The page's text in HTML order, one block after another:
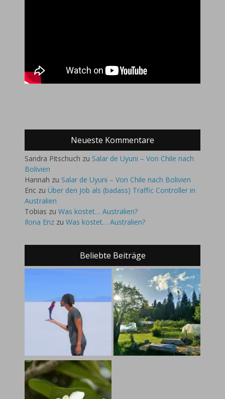
Neueste Kommentare
Sandra Pitschuch zu Salar de Uyuni – Von Chile nach
Bolivien
Hannah zu Salar de Uyuni – Von Chile nach Bolivien
Eric zu Über den Job als (badass) Traffic Controller in
Australien
Tobias zu Was kostet… Australien?
Ilona Enz zu Was kostet… Australien?
Beliebte Beiträge